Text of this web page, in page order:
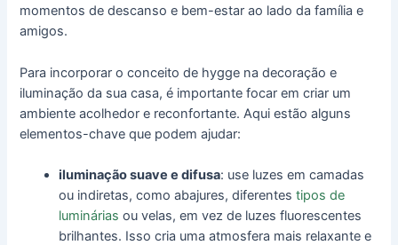
momentos de descanso e bem-estar ao lado da família e
amigos.
Para incorporar o conceito de hygge na decoração e
iluminação da sua casa, é importante focar em criar um
ambiente acolhedor e reconfortante. Aqui estão alguns
elementos-chave que podem ajudar:
iluminação suave e difusa: use luzes em camadas
ou indiretas, como abajures, diferentestipos de
luminárias ou velas, em vez de luzes fluorescentes
brilhantes. Isso cria uma atmosfera mais relaxante e